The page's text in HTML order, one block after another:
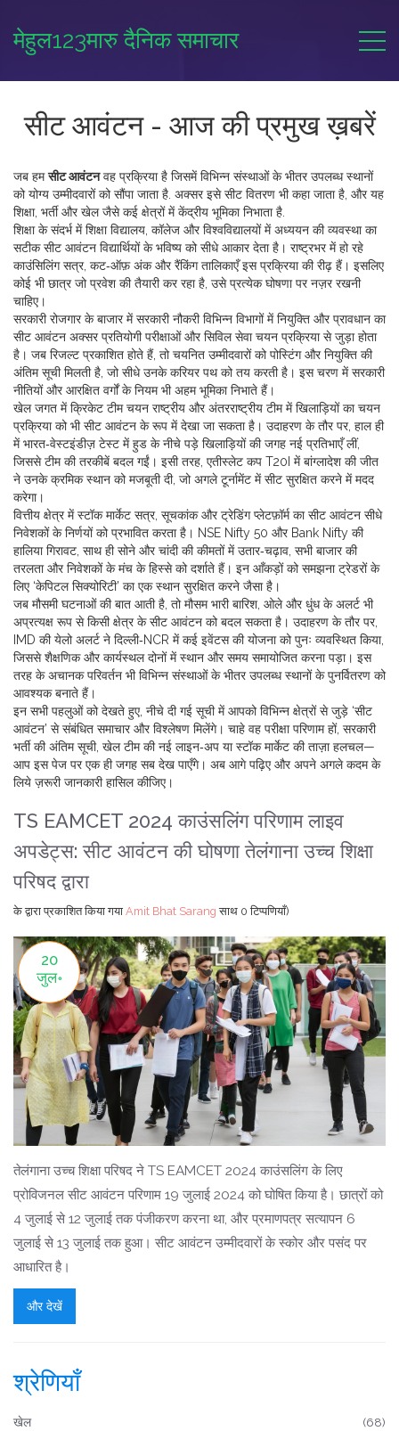
मेहुल123मारु दैनिक समाचार
सीट आवंटन - आज की प्रमुख ख़बरें
जब हमसीट आवंटन वह प्रक्रिया है जिसमें विभिन्न संस्थाओं के भीतर उपलब्ध स्थानों
को योग्य उम्मीदवारों को सौंपा जाता है . अक्सर इसेसीट वितरण भी कहा जाता है, और यह
शिक्षा, भर्ती और खेल जैसे कई क्षेत्रों में केंद्रीय भूमिका निभाता है.
शिक्षा के संदर्भ मेंशिक्षा विद्यालय, कॉलेज और विश्वविद्यालयों में अध्ययन की व्यवस्थाका
सटीक सीट आवंटन विद्यार्थियों के भविष्य को सीधे आकार देता है। राष्ट्रभर में हो रहे
काउंसिलिंग सत्र, कट‑ऑफ़ अंक और रैंकिंग तालिकाएँ इस प्रक्रिया की रीढ़ हैं। इसलिए
कोई भी छात्र जो प्रवेश की तैयारी कर रहा है, उसे प्रत्येक घोषणा पर नज़र रखनी
चाहिए।
सरकारी रोजगार के बाजार मेंसरकारी नौकरी विभिन्न विभागों में नियुक्ति और प्रावधान का
सीट आवंटन अक्सर प्रतियोगी परीक्षाओं और सिविल सेवा चयन प्रक्रिया से जुड़ा होता
है। जब रिजल्ट प्रकाशित होते हैं, तो चयनित उम्मीदवारों को पोस्टिंग और नियुक्ति की
अंतिम सूची मिलती है, जो सीधे उनके करियर पथ को तय करती है। इस चरण में सरकारी
नीतियों और आरक्षित वर्गों के नियम भी अहम भूमिका निभाते हैं।
खेल जगत मेंक्रिकेट टीम चयन राष्ट्रीय और अंतरराष्ट्रीय टीम में खिलाड़ियों का चयन
प्रक्रियाको भी सीट आवंटन के रूप में देखा जा सकता है। उदाहरण के तौर पर, हाल ही
में भारत‑वेस्टइंडीज़ टेस्ट में हुड के नीचे पड़े खिलाड़ियों की जगह नई प्रतिभाएँ लीं,
जिससे टीम की तरकीबें बदल गईं। इसी तरह, एतीस्लेट कप T20I में बांग्लादेश की जीत
ने उनके क्रमिक स्थान को मजबूती दी, जो अगले टूर्नामेंट में सीट सुरक्षित करने में मदद
करेगा।
वित्तीय क्षेत्र मेंस्टॉक मार्केट सत्र, सूचकांक और ट्रेडिंग प्लेटफ़ॉर्मका सीट आवंटन सीधे
निवेशकों के निर्णयों को प्रभावित करता है। NSE Nifty 50 और Bank Nifty की
हालिया गिरावट, साथ ही सोने और चांदी की कीमतों में उतार‑चढ़ाव, सभी बाजार की
तरलता और निवेशकों के मंच के हिस्से को दर्शाते हैं। इन आँकड़ों को समझना ट्रेडरों के
लिए ‘केपिटल सिक्योरिटी’ का एक स्थान सुरक्षित करने जैसा है।
जब मौसमी घटनाओं की बात आती है, तोमौसम भारी बारिश, ओले और धुंध के अलर्ट भी
अप्रत्यक्ष रूप से किसी क्षेत्र के सीट आवंटन को बदल सकता है। उदाहरण के तौर पर,
IMD की येलो अलर्ट ने दिल्ली‑NCR में कई इवेंटस की योजना को पुनः व्यवस्थित किया,
जिससे शैक्षणिक और कार्यस्थल दोनों में स्थान और समय समायोजित करना पड़ा। इस
तरह के अचानक परिवर्तन भी विभिन्न संस्थाओं के भीतर उपलब्ध स्थानों के पुनर्वितरण को
आवश्यक बनाते हैं।
इन सभी पहलुओं को देखते हुए, नीचे दी गई सूची में आपको विभिन्न क्षेत्रों से जुड़े ‘सीट
आवंटन’ से संबंधित समाचार और विश्लेषण मिलेंगे। चाहे वह परीक्षा परिणाम हों, सरकारी
भर्ती की अंतिम सूची, खेल टीम की नई लाइन‑अप या स्टॉक मार्केट की ताज़ा हलचल—
आप इस पेज पर एक ही जगह सब देख पाएँगे। अब आगे पढ़िए और अपने अगले कदम के
लिये ज़रूरी जानकारी हासिल कीजिए।
TS EAMCET 2024 काउंसलिंग परिणाम लाइव
अपडेट्स: सीट आवंटन की घोषणा तेलंगाना उच्च शिक्षा
परिषद द्वारा
के द्वारा प्रकाशित किया गया Amit Bhat Sarang साथ 0 टिप्पणियाँ)
20
जुल॰
तेलंगाना उच्च शिक्षा परिषद ने TS EAMCET 2024 काउंसलिंग के लिए
प्रोविजनल सीट आवंटन परिणाम 19 जुलाई 2024 को घोषित किया है। छात्रों को
4 जुलाई से 12 जुलाई तक पंजीकरण करना था, और प्रमाणपत्र सत्यापन 6
जुलाई से 13 जुलाई तक हुआ। सीट आवंटन उम्मीदवारों के स्कोर और पसंद पर
आधारित है।
और देखें
श्रेणियाँ
खेल (68)